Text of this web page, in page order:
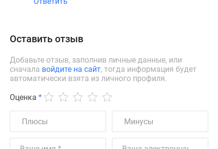
Оставить отзыв
Добавьте отзыв, заполнив личные данные, или
сначала войдите на сайт, тогда информация будет
автоматически взята из личного профиля.
Оценка *